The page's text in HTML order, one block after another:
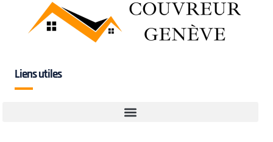
Liens utiles